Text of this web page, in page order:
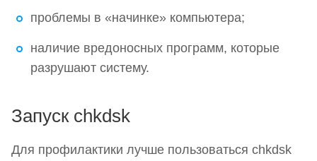
проблемы в «начинке» компьютера;
наличие вредоносных программ, которые
разрушают систему.
Запуск chkdsk
Для профилактики лучше пользоваться chkdsk